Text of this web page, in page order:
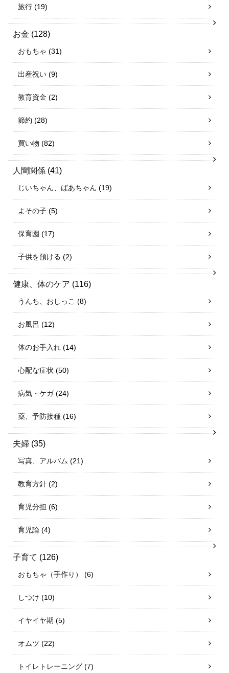
旅行 (19)
お金 (128)
おもちゃ (31)
出産祝い (9)
教育資金 (2)
節約 (28)
買い物 (82)
人間関係 (41)
じいちゃん、ばあちゃん (19)
よその子 (5)
保育園 (17)
子供を預ける (2)
健康、体のケア (116)
うんち、おしっこ (8)
お風呂 (12)
体のお手入れ (14)
心配な症状 (50)
病気・ケガ(24)
薬、予防接種 (16)
夫婦 (35)
写真、アルバム (21)
教育方針 (2)
育児分担 (6)
育児論 (4)
子育て (126)
おもちゃ（手作り） (6)
しつけ (10)
イヤイヤ期 (5)
オムツ (22)
トイレトレーニング (7)